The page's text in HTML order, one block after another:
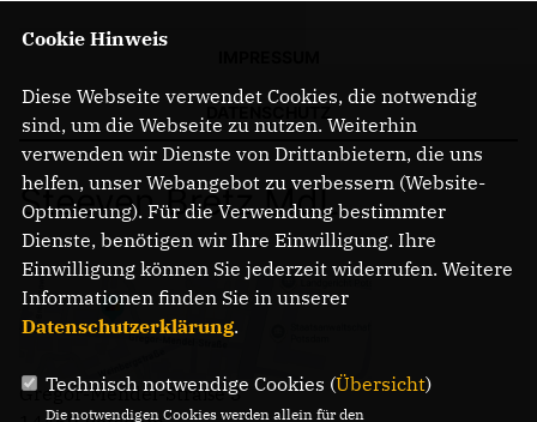
Steeven Bretz MdL
Gregor-Mendel-Straße 3
Cookie Hinweis
Diese Webseite verwendet Cookies, die notwendig
sind, um die Webseite zu nutzen. Weiterhin
verwenden wir Dienste von Drittanbietern, die uns
helfen, unser Webangebot zu verbessern (Website-
Optmierung). Für die Verwendung bestimmter
Dienste, benötigen wir Ihre Einwilligung. Ihre
Einwilligung können Sie jederzeit widerrufen. Weitere
Informationen finden Sie in unserer
Datenschutzerklärung.
Technisch notwendige Cookies (Übersicht)
Die notwendigen Cookies werden allein für den